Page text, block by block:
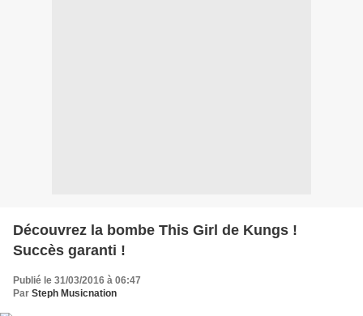
Découvrez la bombe This Girl de Kungs !
Succès garanti !
Publié le 31/03/2016 à 06:47
Par Steph Musicnation